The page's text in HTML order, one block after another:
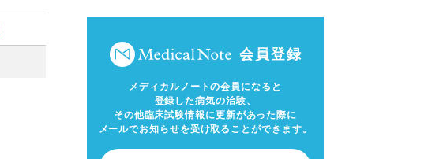
会員登録
メディカルノートの会員になると
登録した病気の治験、
その他臨床試験情報に更新があった際に
メールでお知らせを受け取ることができます。